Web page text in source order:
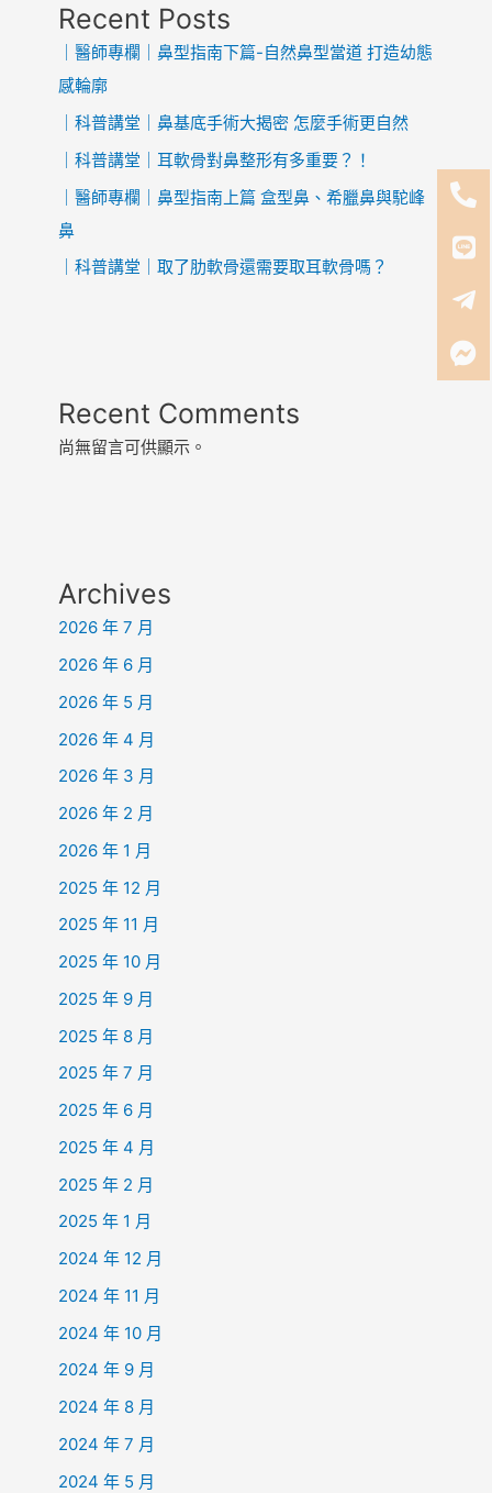
Recent Posts
｜醫師專欄｜鼻型指南下篇-自然鼻型當道 打造幼態
感輪廓
｜科普講堂｜鼻基底手術大揭密 怎麼手術更自然
｜科普講堂｜耳軟骨對鼻整形有多重要？！
｜醫師專欄｜鼻型指南上篇 盒型鼻、希臘鼻與駝峰
鼻
｜科普講堂｜取了肋軟骨還需要取耳軟骨嗎？
Recent Comments
尚無留言可供顯示。
Archives
2026 年 7 月
2026 年 6 月
2026 年 5 月
2026 年 4 月
2026 年 3 月
2026 年 2 月
2026 年 1 月
2025 年 12 月
2025 年 11 月
2025 年 10 月
2025 年 9 月
2025 年 8 月
2025 年 7 月
2025 年 6 月
2025 年 4 月
2025 年 2 月
2025 年 1 月
2024 年 12 月
2024 年 11 月
2024 年 10 月
2024 年 9 月
2024 年 8 月
2024 年 7 月
2024 年 5 月